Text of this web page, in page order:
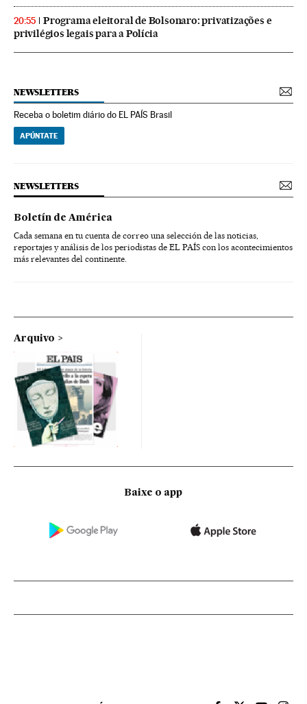
20:55
Programa eleitoral de Bolsonaro: privatizações e
privilégios legais para a Polícia
NEWSLETTERS
Receba o boletim diário do EL PAÍS Brasil
APÚNTATE
NEWSLETTERS
Boletín de América
Cada semana en tu cuenta de correo una selección de las noticias,
reportajes y análisis de los periodistas de EL PAÍS con los acontecimientos
más relevantes del continente.
Arquivo
Baixe o app